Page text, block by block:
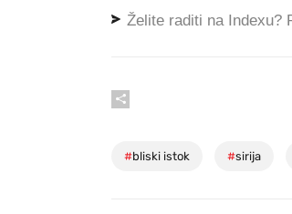
Želite raditi na Indexu?
#bliski istok #sirija